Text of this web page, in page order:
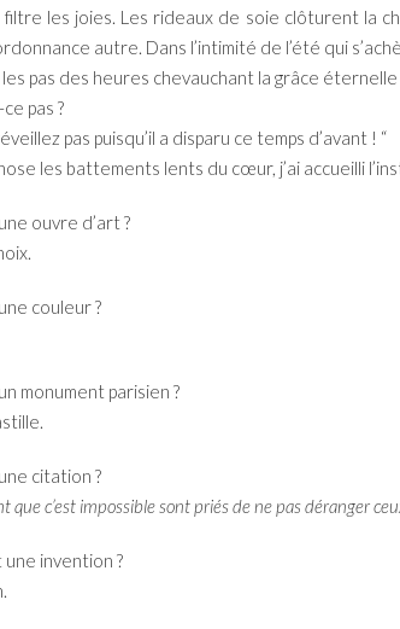
filtre les joies. Les rideaux de soie clôturent la
autre. Dans l’intimité de l’été qui
pas des heures chevauchant la grâce éternelle
pas ?
pas puisqu’il a disparu ce temps d’avant ! “
les battements lents du cœur, j’ai accueilli
ouvre d’art ?
couleur ?
monument parisien ?
citation ?
que c’est impossible sont priés de ne pas déranger
invention ?